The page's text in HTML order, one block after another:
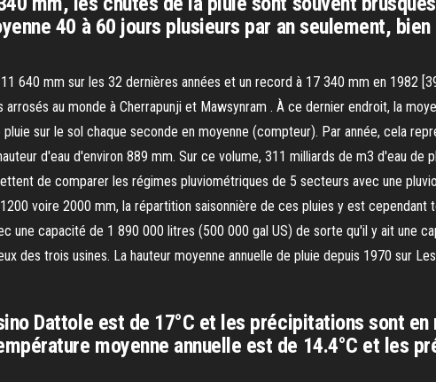
40 à 60 jours plusieurs par an seulement,
640 mm sur les 32 dernières années et un record à 17 340 mm en 1982
au monde à Cherrapunji et Mawsynram . À ce dernier endroit, la
sur le sol chaque seconde en moyenne (compteur). Par année, cela
d'eau d'environ 889 mm. Sur ce volume, 311 milliards de m3 d'eau de
de comparer les régimes pluviométriques de 5 secteurs avec une
voire 2000 mm, la répartition saisonnière de ces pluies y est
une capacité de 1 890 000 litres (500 000 gal US) de sorte qu'il y ait une
des trois usines. La hauteur moyenne annuelle de pluie depuis 1970 sur
Dattole est de 17°C et les précipitations sont
moyenne annuelle est de 14.4°C et les